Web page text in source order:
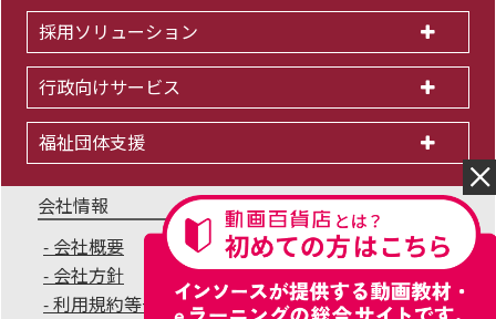
採用ソリューション
行政向けサービス
福祉団体支援
会社情報
会社概要
IR情報
採用情報
会社方針
個人情報保護方針
利用規約等一覧
商標について サイトマップ